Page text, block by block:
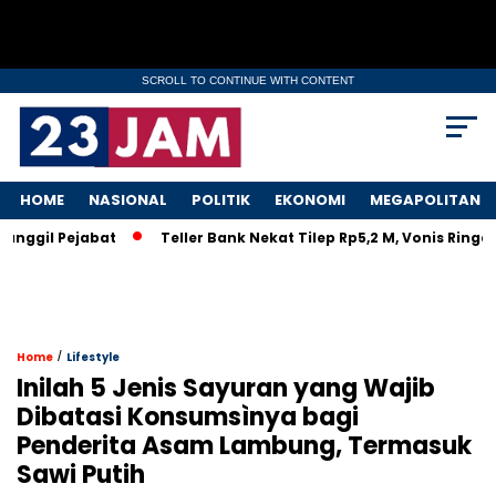
SCROLL TO CONTINUE WITH CONTENT
HOME NASIONAL POLITIK EKONOMI MEGAPOLITAN
Pejabat Teller Bank Nekat Tilep Rp5,2 M, Vonis Ringan
Home / Lifestyle
Inilah 5 Jenis Sayuran yang Wajib
Dibatasi Konsumsìnya bagi
Penderita Asam Lambung, Termasuk
Sawi Putih